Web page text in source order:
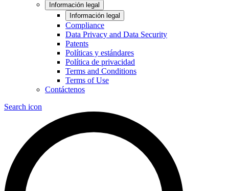
Información legal
Información legal
Compliance
Data Privacy and Data Security
Patents
Políticas y estándares
Política de privacidad
Terms and Conditions
Terms of Use
Contáctenos
Search icon